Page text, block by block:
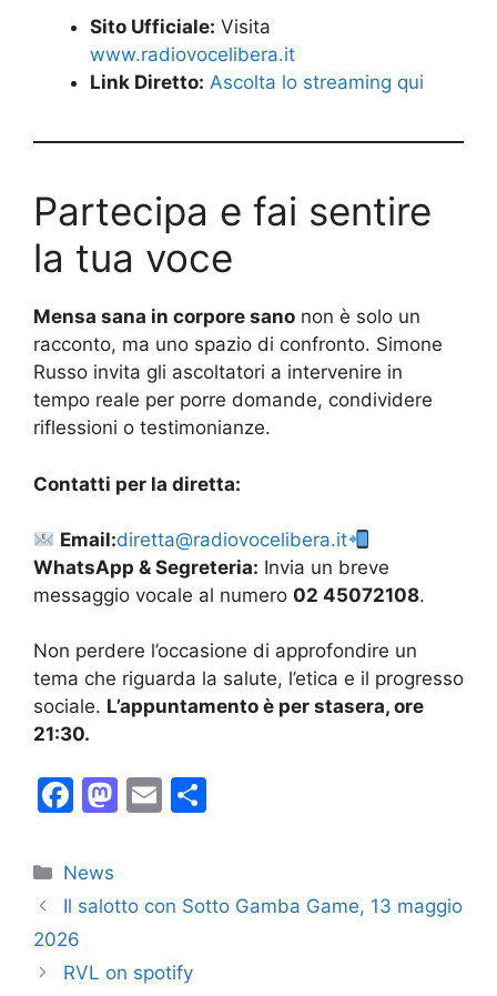
Sito Ufficiale: Visita
www.radiovocelibera.it
Link Diretto: Ascolta lo streaming qui
Partecipa e fai sentire
la tua voce
Mensa sana in corpore sano non è solo un
racconto, ma uno spazio di confronto. Simone
Russo invita gli ascoltatori a intervenire in
tempo reale per porre domande, condividere
riflessioni o testimonianze.
Contatti per la diretta:
Email:diretta@radiovocelibera.it
WhatsApp & Segreteria: Invia un breve
messaggio vocale al numero 02 45072108.
Non perdere l’occasione di approfondire un
tema che riguarda la salute, l’etica e il progresso
sociale. L’appuntamento è per stasera, ore
21:30.
F
c
e
b
o
M
o
o
E
l
di
Categorie
News
Il salotto con Sotto Gamba Game, 13 maggio
2026
RVL on spotify